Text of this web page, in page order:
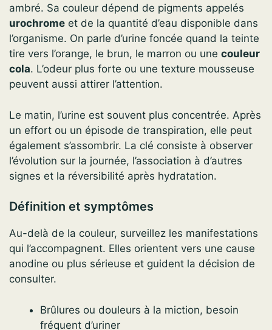
ambré. Sa couleur dépend de pigments appelés
urochrome et de la quantité d’eau disponible dans
l’organisme. On parle d’urine foncée quand la teinte
tire vers l’orange, le brun, le marron ou une couleur
cola. L’odeur plus forte ou une texture mousseuse
peuvent aussi attirer l’attention.
Le matin, l’urine est souvent plus concentrée. Après
un effort ou un épisode de transpiration, elle peut
également s’assombrir. La clé consiste à observer
l’évolution sur la journée, l’association à d’autres
signes et la réversibilité après hydratation.
Définition et symptômes
Au-delà de la couleur, surveillez les manifestations
qui l’accompagnent. Elles orientent vers une cause
anodine ou plus sérieuse et guident la décision de
consulter.
Brûlures ou douleurs à la miction, besoin
fréquent d’uriner